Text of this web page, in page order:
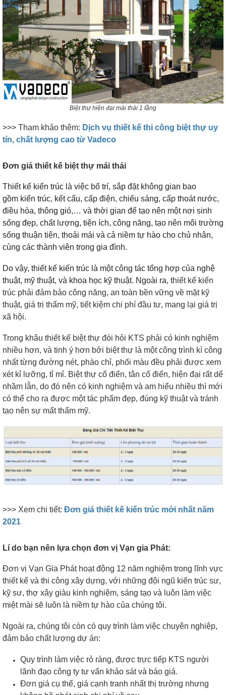
Biệt thự hiện đại mái thái 1 tầng
>>> Tham khảo thêm: Dịch vụ thiết kế thi công biệt thự uy
tín, chất lượng cao từ Vadeco
Đơn giá thiết kế biệt thự mái thái
Thiết kế kiến trúc là việc bố trí, sắp đặt không gian bao
gồm kiến trúc, kết cấu, cấp điện, chiếu sáng, cấp thoát nước,
điều hòa, thông gió,… và thời gian để tạo nên một nơi sinh
sống đẹp, chất lượng, tiện ích, công năng, tạo nên môi trường
sống thuận tiện, thoải mái và cả niềm tự hào cho chủ nhân,
cùng các thành viên trong gia đình.
Do vậy, thiết kế kiến trúc là một công tác tổng hợp của nghệ
thuật, mỹ thuật, và khoa học kỹ thuật. Ngoài ra, thiết kế kiến
trúc phải đảm bảo công năng, an toàn bền vững về mặt kỹ
thuật, giá trị thẩm mỹ, tiết kiệm chi phí đầu tư, mang lại giá trị
xã hội.
Trong khâu thiết kế biệt thự đòi hỏi KTS phải có kinh nghiệm
nhiều hơn, và tinh ý hơn bởi biệt thự là một công trình kì công
nhất từng đường nét, phào chỉ, phối màu đều phải được xem
xét kỉ lưỡng, tỉ mỉ. Biệt thự cổ điển, tân cổ điển, hiện đại rất dể
nhầm lẫn, do đó nên có kinh nghiệm và am hiểu nhiều thì mới
có thể cho ra được một tác phẩm đẹp, đúng kỹ thuật và tránh
tạo nên sự mất thẩm mỹ.
>>> Xem chi tiết: Đơn giá thiết kế kiến trúc mới nhất năm
2021
Lí do bạn nên lựa chọn đơn vị Vạn gia Phát:
Đơn vị Vạn Gia Phát hoạt động 12 năm nghiệm trong lĩnh vực
thiết kế và thi công xây dựng, với những đội ngũ kiến trúc sư,
kỹ sư, thợ xây giàu kinh nghiệm, sáng tạo và luôn làm việc
miệt mài sẽ luôn là niềm tự hào của chúng tôi.
Ngoài ra, chúng tôi còn có quy trình làm việc chuyên nghiệp,
đảm bảo chất lượng dự án:
Quy trình làm việc rỏ ràng, được trực tiếp KTS người
lãnh đạo công ty tư vấn khảo sát và báo giá.
Đơn giá cụ thể, giá cạnh tranh nhất thị trường nhưng